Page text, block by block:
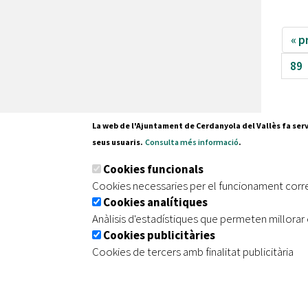
«
89
Tel.
| Avís legal | Protecció de dades
La web de l'Ajuntament de Cerdanyola del Vallès fa
seus usuaris. Consulta més informació.
Cookies funcionals
Cookies necessaries per el funcionament
Cookies analítiques
Anàlisis d'estadístiques que permeten
Cookies publicitàries
Cookies de tercers amb finalitat publicitària